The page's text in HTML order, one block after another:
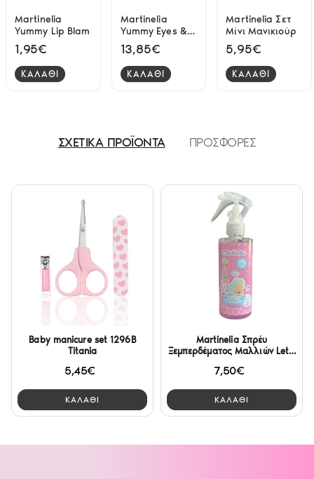
Martinelia
Yummy Lip Blam
1,95€
ΚΑΛΑΘΙ
Martinelia
Yummy Eyes &
Hair Kit Σετ
Μακιγιάζ &
Αξεσουάρ
13,85€
ΚΑΛΑΘΙ
Martinelia Σετ
Μίνι Μανικιούρ
5,95€
ΚΑΛΑΘΙ
ΣΧΕΤΙΚΑ ΠΡΟΪΟΝΤΑ ΠΡΟΣΦΟΡΕΣ
Baby manicure set 1296B
Titania
5,45€
ΚΑΛΑΘΙ
Martinelia Σπρέυ
Ξεμπερδέματος Μαλλιών Let's
7,50€
ΚΑΛΑΘΙ